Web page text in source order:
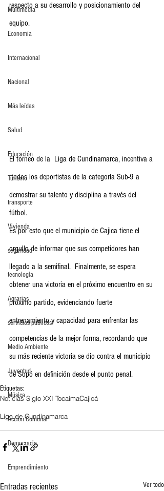
Multimedia
Economia
Internacional
Nacional
Más leídas
Salud
Educación
Turismo
transporte
Vivienda
seguridad
tecnología
Agrarias
servicios publicos
Medio Ambiente
Juventud
Música
Acción Comunal
Democracia
Emprendimiento
respecto a su desarrollo y posicionamiento del
equipo.
El torneo de la  Liga de Cundinamarca, incentiva a
todos los deportistas de la categoría Sub-9 a
demostrar su talento y disciplina a través del
fútbol.
Es por esto que el municipio de Cajica tiene el
orgullo de informar que sus competidores han
llegado a la semifinal.  Finalmente, se espera
obtener una victoria en el próximo encuentro en su
próximo partido, evidenciando fuerte
entrenamiento y capacidad para enfrentar las
competencias de la mejor forma, recordando que
su más reciente victoria se dio contra el municipio
de Sopó en definición desde el punto penal.
Etiquetas:
Noticias Siglo XXI TocaimaCajicá
Liga de Cundinamarca
Entradas recientes Ver todo